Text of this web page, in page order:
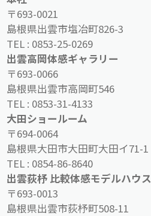
〒693-0021
島根県出雲市塩冶町826-3
TEL : 0853-25-0269
出雲高岡体感ギャラリー
〒693-0066
島根県出雲市高岡町546
TEL : 0853-31-4133
大田ショールーム
〒694-0064
島根県大田市大田町大田イ71-1
TEL : 0854-86-8640
出雲荻杼 比較体感モデルハウス
〒693-0013
島根県出雲市荻杼町508-11